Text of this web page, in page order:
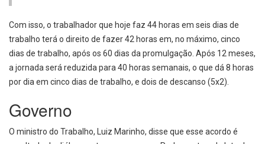
Com isso, o trabalhador que hoje faz 44 horas em seis dias de
trabalho terá o direito de fazer 42 horas em, no máximo, cinco
dias de trabalho, após os 60 dias da promulgação. Após 12 meses,
a jornada será reduzida para 40 horas semanais, o que dá 8 horas
por dia em cinco dias de trabalho, e dois de descanso (5x2).
Governo
O ministro do Trabalho, Luiz Marinho, disse que esse acordo é